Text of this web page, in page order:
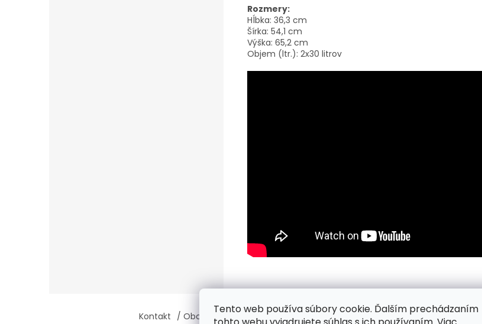
Tento web používa súbory cookie. Ďalším prechádzaním
Rozmery:
Hĺbka: 36,3 cm
Šírka: 54,1 cm
Výška: 65,2 cm
Objem (ltr.): 2x30 litrov
Kontakt / Obchodné podmienky / Podmienky ochrany osobných údajov /